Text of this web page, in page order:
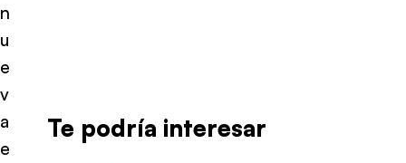
n
u
e
v
a
e
Te podría interesar